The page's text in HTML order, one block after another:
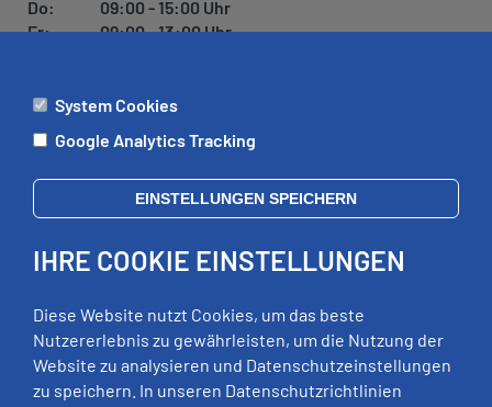
Do:
09:00 - 15:00 Uhr
Fr:
09:00 - 13:00 Uhr
ÄMTER
Di:
09:00 - 12:00 Uhr, 13:00 - 18:00 Uhr
Mi:
geschlossen
Fr:
09:00 - 12:00 Uhr
RECHTLICHES
System Cookies
Google Analytics Tracking
EINSTELLUNGEN SPEICHERN
IHRE COOKIE EINSTELLUNGEN
Diese Website nutzt Cookies, um das beste
Nutzererlebnis zu gewährleisten, um die Nutzung der
Website zu analysieren und Datenschutzeinstellungen
zu speichern. In unseren Datenschutzrichtlinien